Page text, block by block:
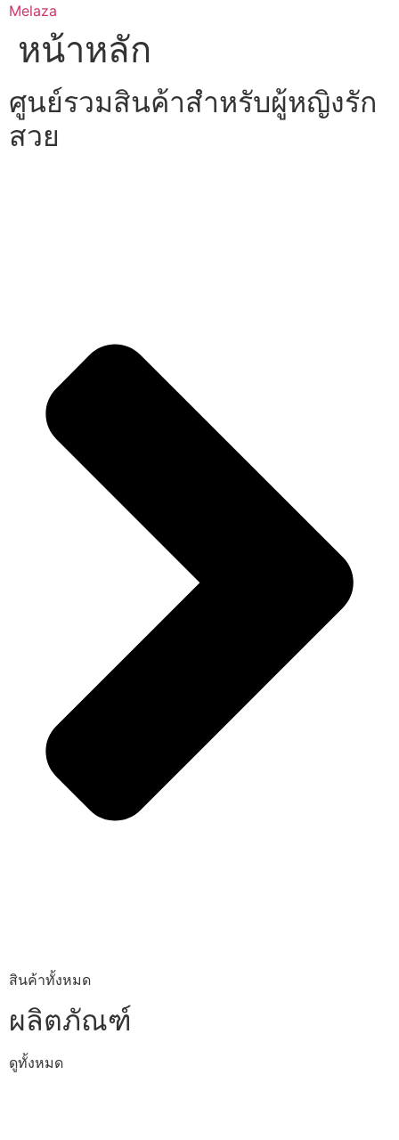
Skip
content
Melaza
หน้าหลัก
ศูนย์รวมสินค้าสำหรับผู้หญิงรัก
สวย
สินค้าทั้งหมด
ผลิตภัณฑ์
ดูทั้งหมด